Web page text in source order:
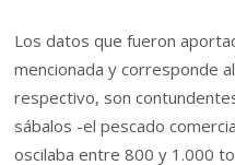
Los datos que fueron
mencionada y corresponde
respectivo, son
sábalos -el pescado
oscilaba entre 800 y 1.000